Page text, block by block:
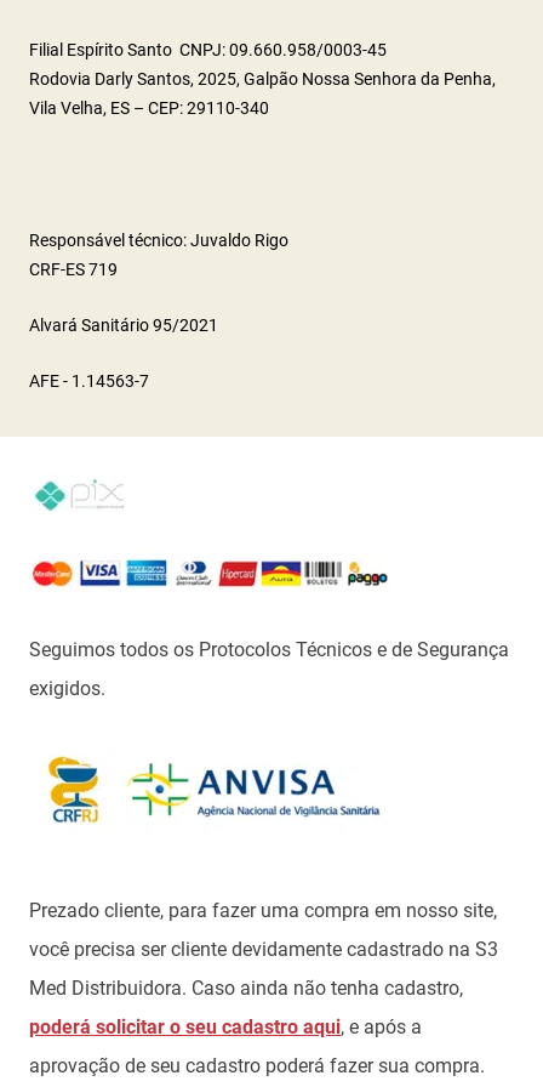
Filial Espírito Santo CNPJ: 09.660.958/0003-45
Rodovia Darly Santos, 2025, Galpão Nossa Senhora da Penha,
Vila Velha, ES – CEP: 29110-340
Responsável técnico: Juvaldo Rigo
CRF-ES 719
Alvará Sanitário 95/2021
AFE - 1.14563-7
Seguimos todos os Protocolos Técnicos e de Segurança
exigidos.
Prezado cliente, para fazer uma compra em nosso site,
você precisa ser cliente devidamente cadastrado na S3
Med Distribuidora. Caso ainda não tenha cadastro,
poderá solicitar o seu cadastro aqui, e após a
aprovação de seu cadastro poderá fazer sua compra.